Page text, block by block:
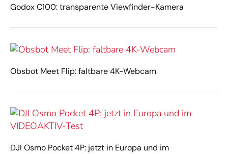
Godox C100: transparente Viewfinder-Kamera
Obsbot Meet Flip: faltbare 4K-Webcam
DJI Osmo Pocket 4P: jetzt in Europa und im